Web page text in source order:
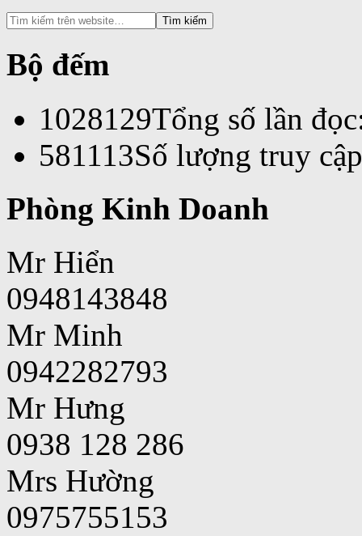
Bộ đếm
1028129Tổng số lần
581113Số lượng truy
Phòng Kinh Doanh
Mr Hiển
0948143848
Mr Minh
0942282793
Mr Hưng
0938 128 286
Mrs Hường
0975755153